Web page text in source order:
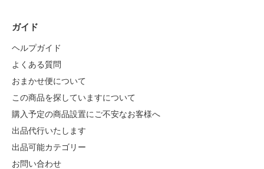
ガイド
ヘルプガイド
よくある質問
おまかせ便について
この商品を探していますについて
購入予定の商品設置にご不安なお客様へ
出品代行いたします
出品可能カテゴリー
お問い合わせ